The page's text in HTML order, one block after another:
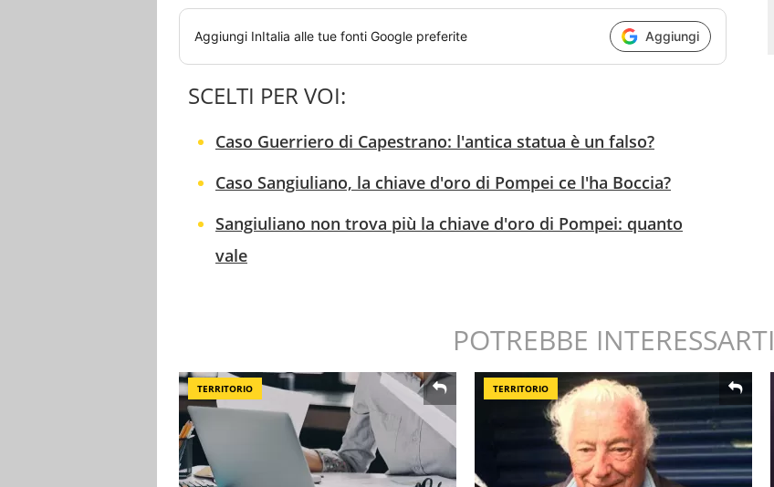
Aggiungi InItalia alle tue fonti Google preferite Aggiungi
SCELTI PER VOI:
Caso Guerriero di Capestrano: l'antica statua è un falso?
Caso Sangiuliano, la chiave d'oro di Pompei ce l'ha Boccia?
Sangiuliano non trova più la chiave d'oro di Pompei: quanto
vale
POTREBBE INTERESSARTI
TERRITORIO TERRITORIO